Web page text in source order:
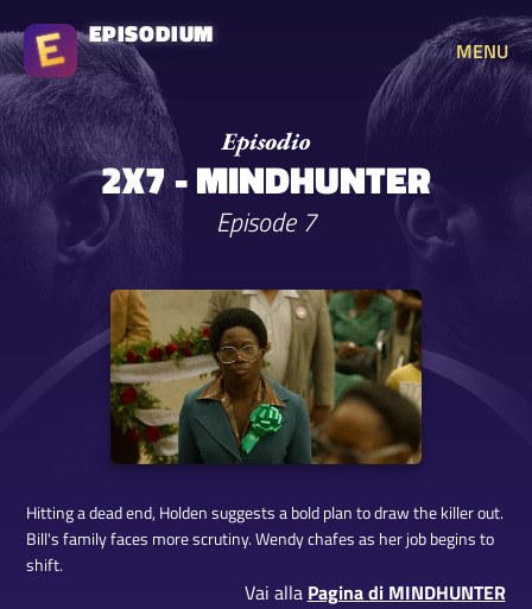
EPISODIUM
MENU
2X7 - MINDHUNTER
Episode 7
Hitting a dead end, Holden suggests a bold plan to draw the killer out.
Bill's family faces more scrutiny. Wendy chafes as her job begins to
shift.
Vai alla Pagina di MINDHUNTER